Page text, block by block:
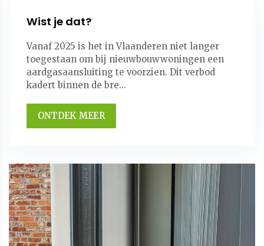
Wist je dat?
Vanaf 2025 is het in Vlaanderen niet langer
toegestaan om bij nieuwbouwwoningen een
aardgasaansluiting te voorzien. Dit verbod
kadert binnen de bre...
ONTDEK MEER